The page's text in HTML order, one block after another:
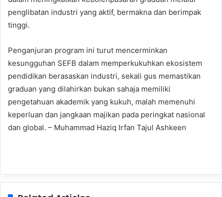
penglibatan industri yang aktif, bermakna dan berimpak
tinggi.
Penganjuran program ini turut mencerminkan
kesungguhan SEFB dalam memperkukuhkan ekosistem
pendidikan berasaskan industri, sekali gus memastikan
graduan yang dilahirkan bukan sahaja memiliki
pengetahuan akademik yang kukuh, malah memenuhi
keperluan dan jangkaan majikan pada peringkat nasional
dan global. – Muhammad Haziq Irfan Tajul Ashkeen